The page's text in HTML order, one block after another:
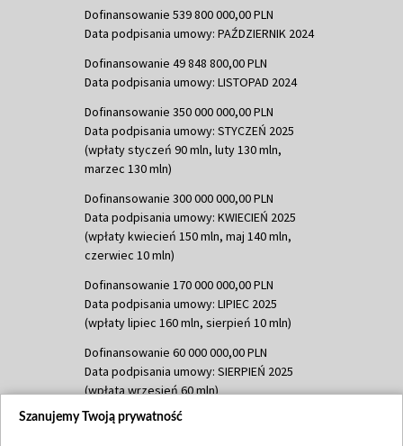
Dofinansowanie 539 800 000,00 PLN
Data podpisania umowy: PAŹDZIERNIK 2024
Dofinansowanie 49 848 800,00 PLN
Data podpisania umowy: LISTOPAD 2024
Dofinansowanie 350 000 000,00 PLN
Data podpisania umowy: STYCZEŃ 2025
(wpłaty styczeń 90 mln, luty 130 mln,
marzec 130 mln)
Dofinansowanie 300 000 000,00 PLN
Data podpisania umowy: KWIECIEŃ 2025
(wpłaty kwiecień 150 mln, maj 140 mln,
czerwiec 10 mln)
Dofinansowanie 170 000 000,00 PLN
Data podpisania umowy: LIPIEC 2025
(wpłaty lipiec 160 mln, sierpień 10 mln)
Dofinansowanie 60 000 000,00 PLN
Data podpisania umowy: SIERPIEŃ 2025
(wpłata wrzesień 60 mln)
Dofinansowanie 635 783 051,21 PLN
Szanujemy Twoją prywatność